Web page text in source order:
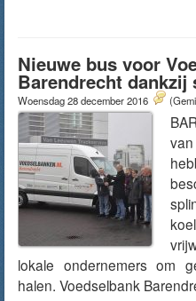
Nieuwe bus voor
Barendrecht dankzij
Woensdag 28 december 2016
lokale ondernemers om
halen. Voedselbank